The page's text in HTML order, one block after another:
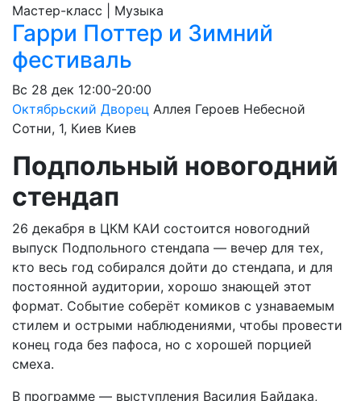
Мастер-класс | Музыка
Гарри Поттер и Зимний
фестиваль
Вс 28 дек 12:00-20:00
Октябрьский Дворец Аллея Героев Небесной
Сотни, 1, Киев Киев
Подпольный новогодний
стендап
26 декабря в ЦКМ КАИ состоится новогодний
выпуск Подпольного стендапа — вечер для тех,
кто весь год собирался дойти до стендапа, и для
постоянной аудитории, хорошо знающей этот
формат. Событие соберёт комиков с узнаваемым
стилем и острыми наблюдениями, чтобы провести
конец года без пафоса, но с хорошей порцией
смеха.
В программе — выступления Василия Байдака,